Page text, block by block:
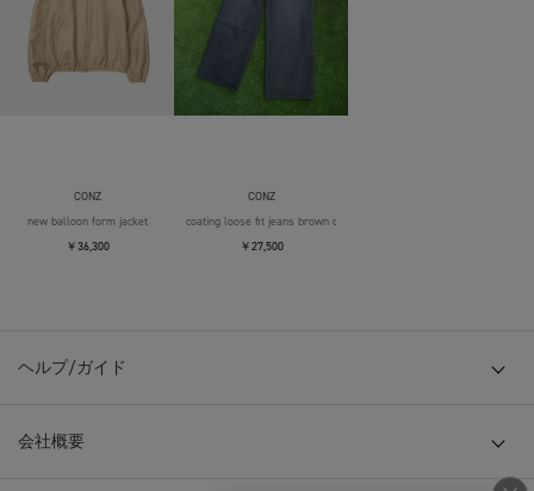
CONZ
new balloon form jacket
￥36,300
CONZ
coating loose fit jeans brown over die
￥27,500
ヘルプ/ガイド
会社概要